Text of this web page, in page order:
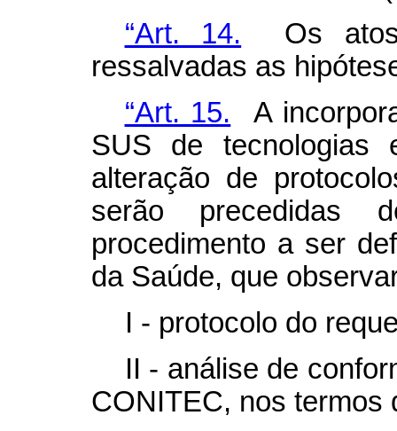
“Art. 14. Os atos
ressalvadas as
“Art. 15. A
SUS de
alteração de
serão precedidas
procedimento a ser
da Saúde, que
I - protocolo do
II - análise de
CONITEC, nos termos